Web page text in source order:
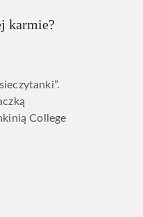
karmie?
College